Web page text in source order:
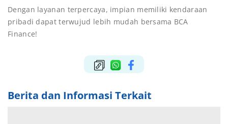
Dengan layanan terpercaya, impian memiliki kendaraan
pribadi dapat terwujud lebih mudah bersama BCA
Finance!
Berita dan Informasi Terkait